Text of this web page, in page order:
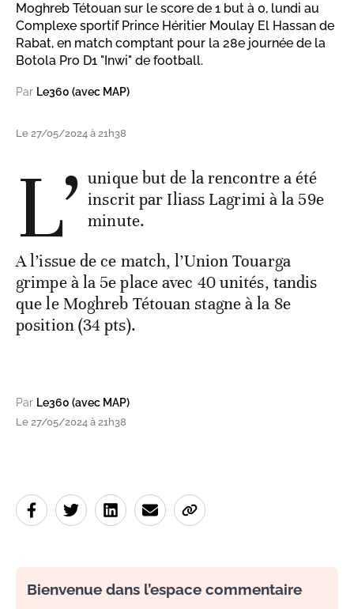
Moghreb Tétouan sur le score de 1 but à 0, lundi au
Complexe sportif Prince Héritier Moulay El Hassan de
Rabat, en match comptant pour la 28e journée de la
Botola Pro D1 "Inwi" de football.
Par Le360 (avec MAP)
Le 27/05/2024 à 21h38
L’ unique but de la rencontre a été
inscrit par Iliass Lagrimi à la 59e
minute.
A l’issue de ce match, l’Union Touarga
grimpe à la 5e place avec 40 unités, tandis
que le Moghreb Tétouan stagne à la 8e
position (34 pts).
Par Le360 (avec MAP)
Le 27/05/2024 à 21h38
Bienvenue dans l’espace commentaire